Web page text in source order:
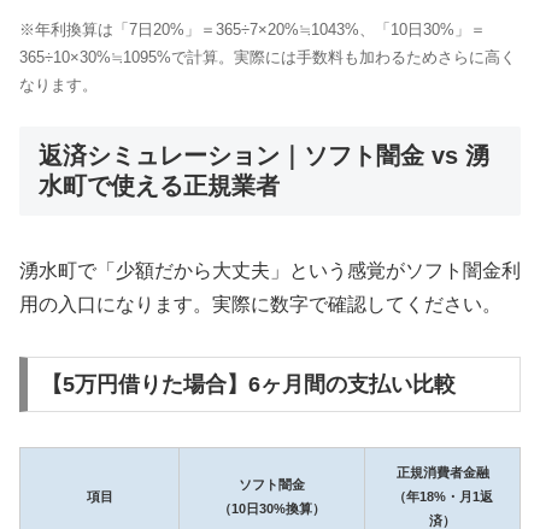
※年利換算は「7日20%」＝365÷7×20%≒1043%、「10日30%」＝
365÷10×30%≒1095%で計算。実際には手数料も加わるためさらに高く
なります。
返済シミュレーション｜ソフト闇金 vs 湧
水町で使える正規業者
湧水町で「少額だから大丈夫」という感覚がソフト闇金利
用の入口になります。実際に数字で確認してください。
【5万円借りた場合】6ヶ月間の支払い比較
項目
ソフト闇金
（10日30%換算）
正規消費者金融
（年18%・月1返
済）